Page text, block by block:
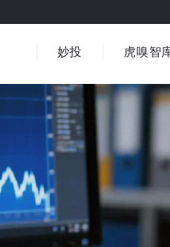
财经 出海
观点
妙投 虎嗅智